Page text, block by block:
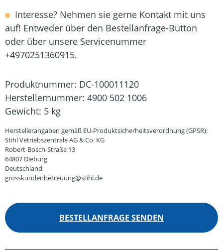
Interesse? Nehmen sie gerne Kontakt mit uns
auf! Entweder über den Bestellanfrage-Button
oder über unsere Servicenummer
+4970251360915.
Produktnummer: DC-100011120
Herstellernummer: 4900 502 1006
Gewicht: 5 kg
Herstellerangaben gemäß EU-Produktsicherheitsverordnung (GPSR):
Stihl Vetriebszentrale AG & Co. KG
Robert-Bosch-Straße 13
64807 Dieburg
Deutschland
grosskundenbetreuung@stihl.de
BESTELLANFRAGE SENDEN